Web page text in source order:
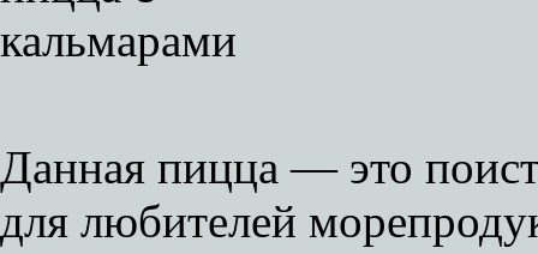
Данная пицца — это
для любителей